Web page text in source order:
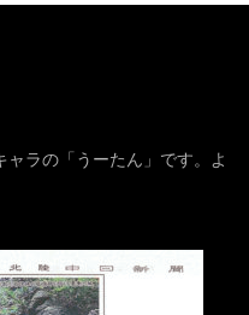
ラの「うーたん」です。よ